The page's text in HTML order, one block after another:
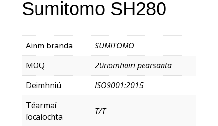
Sumitomo SH280
Ainm branda
SUMITOMO
MOQ
20ríomhairí pearsanta
Deimhniú
ISO9001:2015
Téarmaí
íocaíochta
T/T